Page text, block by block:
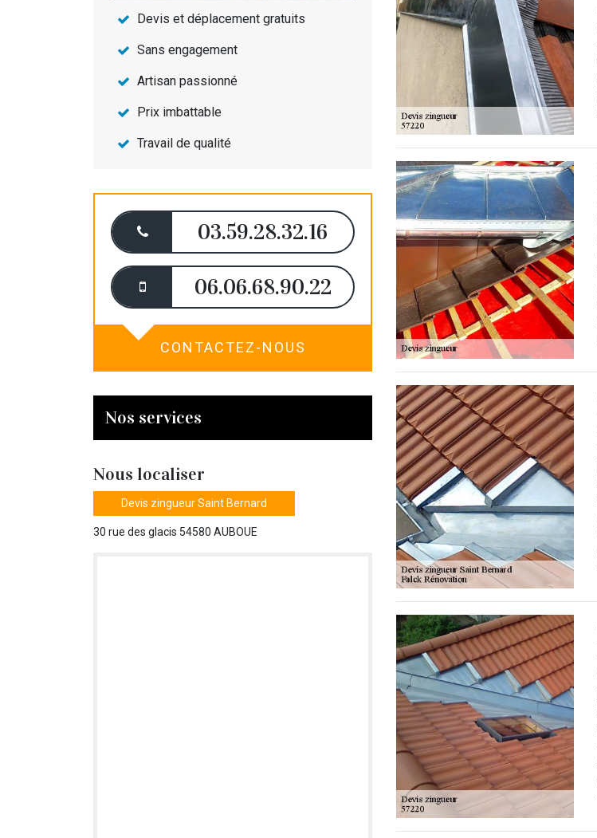
Devis et déplacement gratuits
Sans engagement
Artisan passionné
Prix imbattable
Travail de qualité
03.59.28.32.16
06.06.68.90.22
CONTACTEZ-NOUS
Nos services
Nous localiser
Devis zingueur Saint Bernard
30 rue des glacis 54580 AUBOUE